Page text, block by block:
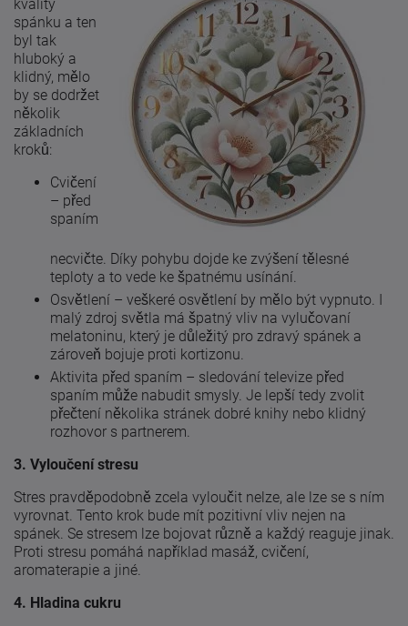
kvality
spánku a ten
byl tak
hluboký a
klidný, mělo
by se dodržet
několik
základních
kroků:
Cvičení
– před
spaním
necvičte. Díky pohybu dojde ke zvýšení tělesné
teploty a to vede ke špatnému usínání.
Osvětlení – veškeré osvětlení by mělo být vypnuto. I
malý zdroj světla má špatný vliv na vylučovaní
melatoninu, který je důležitý pro zdravý spánek a
zároveň bojuje proti kortizonu.
Aktivita před spaním – sledování televize před
spaním může nabudit smysly. Je lepší tedy zvolit
přečtení několika stránek dobré knihy nebo klidný
rozhovor s partnerem.
3. Vyloučení stresu
Stres pravděpodobně zcela vyloučit nelze, ale lze se s ním
vyrovnat. Tento krok bude mít pozitivní vliv nejen na
spánek. Se stresem lze bojovat různě a každý reaguje jinak.
Proti stresu pomáhá například masáž, cvičení,
aromaterapie a jiné.
4. Hladina cukru